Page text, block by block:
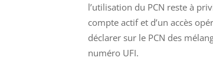
l’utilisation du PCN reste à
compte actif et d’un accès
déclarer sur le PCN des
numéro UFI.